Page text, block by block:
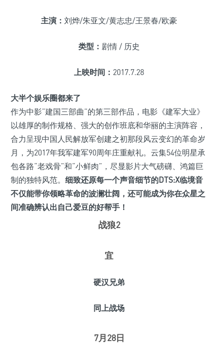
主演： 刘烨/朱亚文/黄志忠/王景春/欧豪
类型： 剧情 / 历史
上映时间： 2017.7.28
大半个娱乐圈都来了
作为中影“建国三部曲”的第三部作品，电影《建军大业》
以雄厚的制作规格、强大的创作班底和华丽的主演阵容，
合力呈现中国人民解放军创建之初那段风云变幻的革命岁
月，为2017年我军建军90周年庄重献礼。云集54位明星承
包各路“老戏骨”和“小鲜肉”，尽显影片大气磅礴、鸿篇巨
制的独特风范。 细致还原每一个声音细节的DTS:X临境音
不仅能带你领略革命的波澜壮阔，还可能成为你在众星之
间准确辨认出自己爱豆的好帮手！
战狼2
宜
硬汉兄弟
同上战场
7月28日